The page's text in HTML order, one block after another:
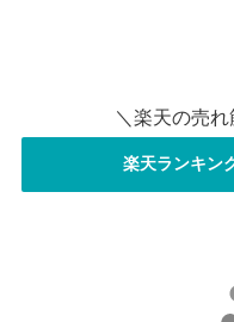
＼楽天の売
楽天ランキン